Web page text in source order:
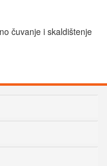
čuvanje i skaldištenje